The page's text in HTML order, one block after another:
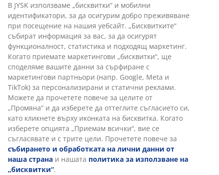
В JYSK използваме „бисквитки“ и мобилни
идентификатори, за да осигурим добро преживяване
при посещение на нашия уебсайт. „Бисквитките“
събират информация за вас, за да осигурят
функционалност, статистика и подходящ маркетинг.
Когато приемате маркетингови „бисквитки“, ще
споделяме вашите данни за сърфиране с
маркетингови партньори (напр. Google, Meta и
TikTok) за персонализирани и статични реклами.
Можете да прочетете повече за целите от
„Промяна“ и да изберете да оттеглите съгласието си,
като кликнете върху иконката на бисквитка. Когато
изберете опцията „Приемам всички“, вие се
съгласявате и с трите цели. Прочетете повече за
събирането и обработката на лични данни от
наша страна и нашата политика за използване на
„бисквитки“.